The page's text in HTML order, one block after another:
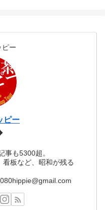
ピー
ピー
事も5300超。
板など、昭和が残る